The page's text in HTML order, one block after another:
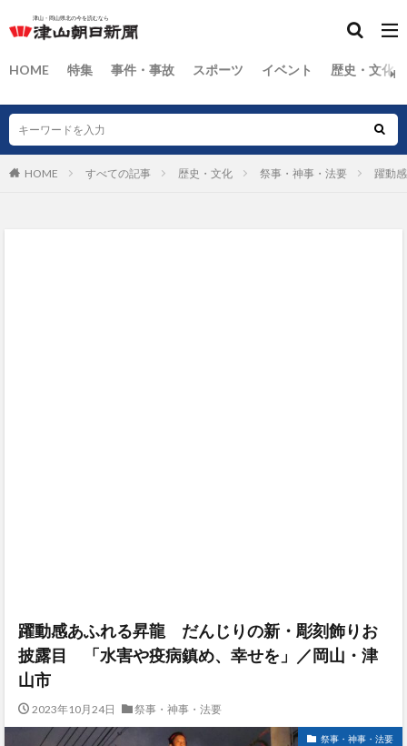
HOME 特集 事件・事故 スポーツ イベント 歴史・文化
HOME すべての記事 歴史・文化 祭事・神事・法要 躍動
躍動感あふれる昇龍 だんじりの新・彫刻飾りお
披露目 「水害や疫病鎮め、幸せを」／岡山・津
山市
2023年10月24日 祭事・神事・法要
祭事・神事・法要